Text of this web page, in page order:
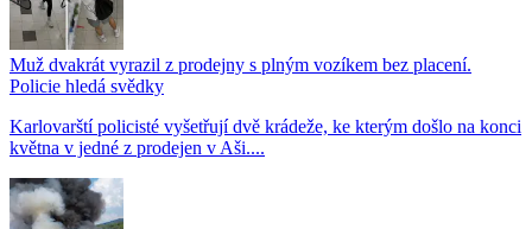
Muž dvakrát vyrazil z prodejny s plným vozíkem bez placení.
Policie hledá svědky
Karlovarští policisté vyšetřují dvě krádeže, ke kterým došlo na konci
května v jedné z prodejen v Aši....